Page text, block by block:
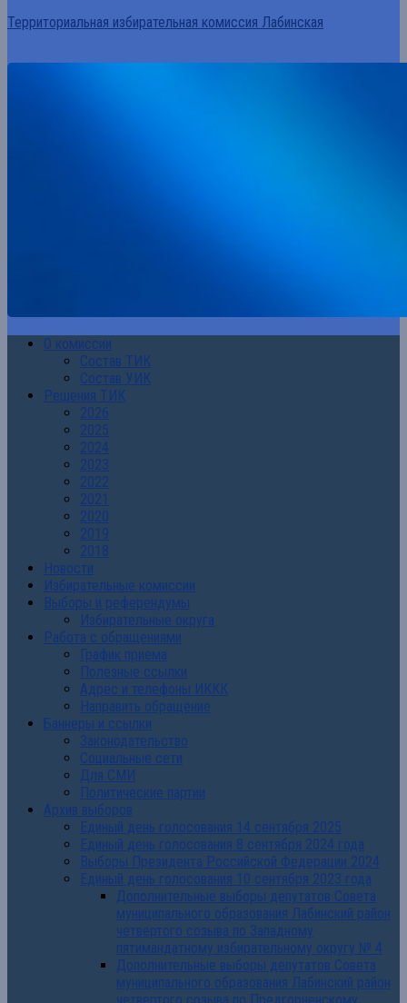
Территориальная избирательная комиссия Лабинская
О комиссии
Состав ТИК
Состав УИК
Решения ТИК
2026
2025
2024
2023
2022
2021
2020
2019
2018
Новости
Избирательные комиссии
Выборы и референдумы
Избирательные округа
Работа с обращениями
График приема
Полезные ссылки
Адрес и телефоны ИККК
Направить обращение
Баннеры и ссылки
Законодательство
Социальные сети
Для СМИ
Политические партии
Архив выборов
Единый день голосования 14 сентября 2025
Единый день голосования 8 сентября 2024 года
Выборы Президента Российской Федерации 2024
Единый день голосования 10 сентября 2023 года
Дополнительные выборы депутатов Совета
муниципального образования Лабинский район
четвертого созыва по Западному
пятимандатному избирательному округу № 4
Дополнительные выборы депутатов Совета
муниципального образования Лабинский район